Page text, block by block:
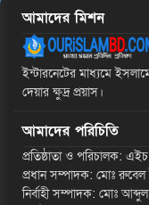
আমাদের মিশন
ইন্টারনেটের মাধ্যমে
দেয়ার ক্ষুদ্র প্রয়াস।
আমাদের পরিচিতি
প্রতিষ্ঠাতা ও পরিচালক:
প্রধান সম্পাদক: মোঃ
নির্বাহী সম্পাদক: মোঃ